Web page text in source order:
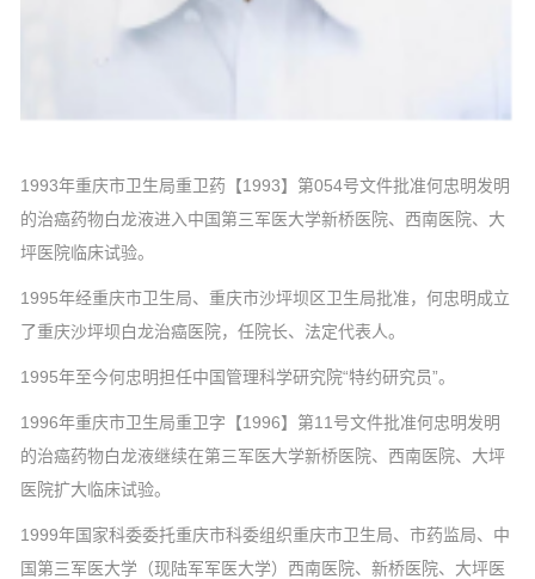
1993年重庆市卫生局重卫药【1993】第054号文件批准何忠明发明
的治癌药物白龙液进入中国第三军医大学新桥医院、西南医院、大
坪医院临床试验。
1995年经重庆市卫生局、重庆市沙坪坝区卫生局批准，何忠明成立
了重庆沙坪坝白龙治癌医院，任院长、法定代表人。
1995年至今何忠明担任中国管理科学研究院“特约研究员”。
1996年重庆市卫生局重卫字【1996】第11号文件批准何忠明发明
的治癌药物白龙液继续在第三军医大学新桥医院、西南医院、大坪
医院扩大临床试验。
1999年国家科委委托重庆市科委组织重庆市卫生局、市药监局、中
国第三军医大学（现陆军军医大学）西南医院、新桥医院、大坪医